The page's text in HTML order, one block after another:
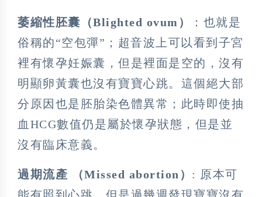
萎縮性胚囊（Blighted ovum）
：也就是
俗稱的“空包彈”；超音波上可以看到子宮
裡有懷孕妊娠囊，但是裡面是空的，沒有
明顯卵黃囊也沒有寶寶心跳。這個絕大部
分原因也是胚胎染色體異常；此時即使抽
血HCG數值仍是屬於懷孕狀態，但是並
沒有臨床意義。
過期流產 （Missed abortion） : 原本可